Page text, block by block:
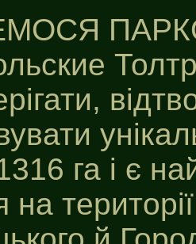
га і є
на